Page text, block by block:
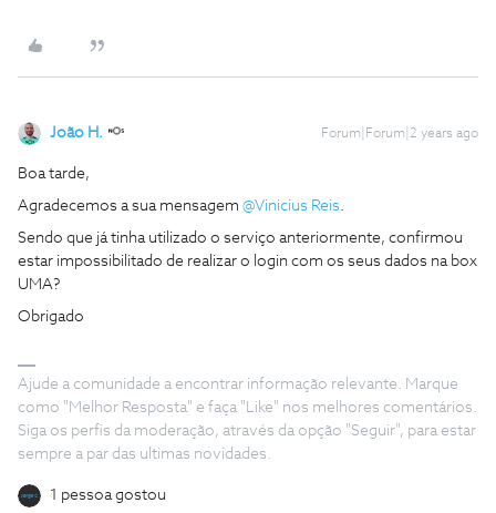
João H. Forum|Forum|2 years ago
Boa tarde,
Agradecemos a sua mensagem @Vinicius Reis.
Sendo que já tinha utilizado o serviço anteriormente, confirmou
estar impossibilitado de realizar o login com os seus dados na box
UMA?
Obrigado
Ajude a comunidade a encontrar informação relevante. Marque
como "Melhor Resposta" e faça "Like" nos melhores comentários.
Siga os perfis da moderação, através da opção "Seguir", para estar
sempre a par das ultimas novidades.
1 pessoa gostou